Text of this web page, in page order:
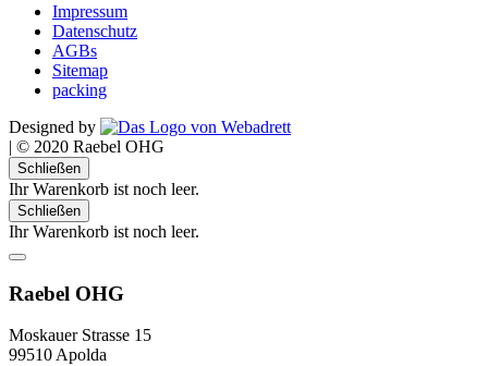
Impressum
Datenschutz
AGBs
Sitemap
packing
Designed by
| © 2020 Raebel OHG
Schließen
Ihr Warenkorb ist noch leer.
Schließen
Ihr Warenkorb ist noch leer.
Raebel OHG
Moskauer Strasse 15
99510 Apolda